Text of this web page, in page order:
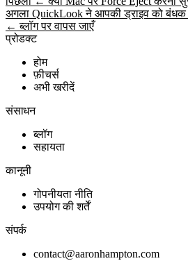
अगला QuickLook ने आपकी ड्राइव को बंधक
← ब्लॉग पर वापस जाएँ
प्रोडक्ट
होम
फ़ीचर्स
अभी खरीदें
संसाधन
ब्लॉग
सहायता
कानूनी
गोपनीयता नीति
उपयोग की शर्तें
संपर्क
contact@aaronhampton.com